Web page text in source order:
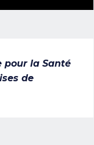
pour la Santé
de